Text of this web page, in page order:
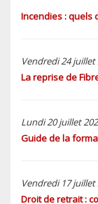
Incendies : quels
Vendredi 24 juillet
La reprise de
Lundi 20 juillet
Guide de la
Vendredi 17 juillet
Droit de retrait :